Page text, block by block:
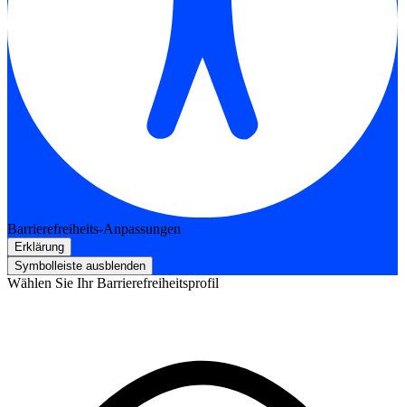
Barrierefreiheits-Anpassungen
Erklärung
Symbolleiste ausblenden
Wählen Sie Ihr Barrierefreiheitsprofil